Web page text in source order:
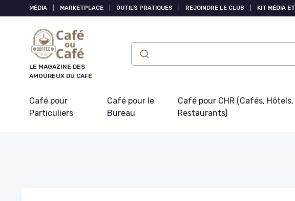
MÉDIA MARKETPLACE OUTILS PRATIQUES REJOINDRE LE CLUB KIT MÉDIA
LE MAGAZINE DES
AMOUREUX DU CAFÉ
Café pour
Particuliers
Café pour le
Bureau
Café pour CHR (Cafés, Hôtels,
Restaurants)
Panneau de gestion des cookies